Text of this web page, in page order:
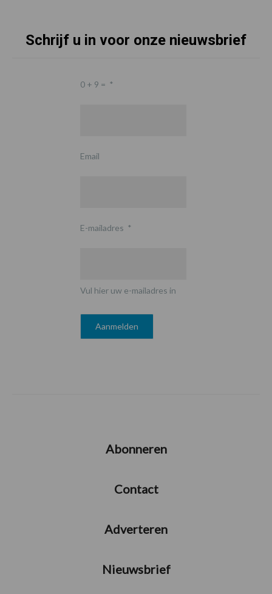
Schrijf u in voor onze nieuwsbrief
0 + 9 = *
Email
E-mailadres *
Vul hier uw e-mailadres in
Abonneren
Contact
Adverteren
Nieuwsbrief